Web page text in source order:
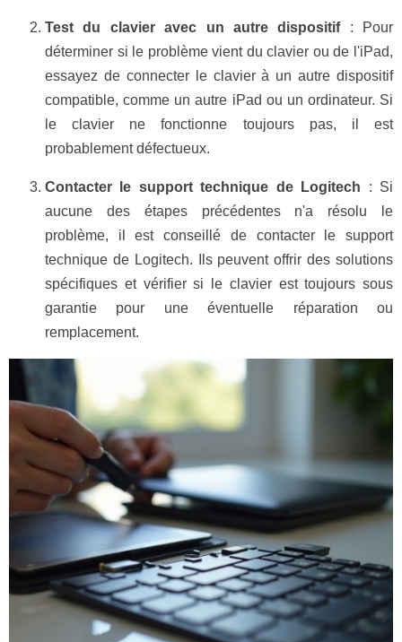
Test du clavier avec un autre dispositif: Pour
déterminer si le problème vient du clavier ou de l'iPad,
essayez de connecter le clavier à un autre dispositif
compatible, comme un autre iPad ou un ordinateur. Si
le clavier ne fonctionne toujours pas, il est
probablement défectueux.
Contacter le support technique de Logitech : Si
aucune des étapes précédentes n'a résolu le
problème, il est conseillé de contacter le support
technique de Logitech. Ils peuvent offrir des solutions
spécifiques et vérifier si le clavier est toujours sous
garantie pour une éventuelle réparation ou
remplacement.